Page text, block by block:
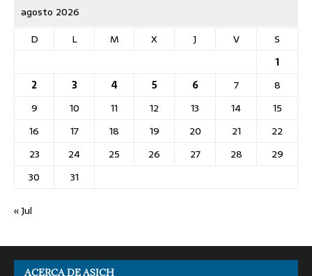
agosto 2026
D
L M X J V
S
1
2
3 4 5 6 7
8
9
10 11 12 13 14
15
16
17 18 19 20 21
22
23
24 25 26 27 28
29
30
31
« Jul
ACERCA DE ASICH